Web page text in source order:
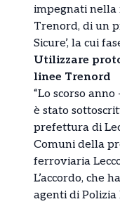
impegnati nella
Trenord, di un
Sicure’, la cui
Utilizzare
linee Trenord
“Lo scorso
è stato
prefettura di
Comuni della
ferroviaria
L’accordo, che
agenti di